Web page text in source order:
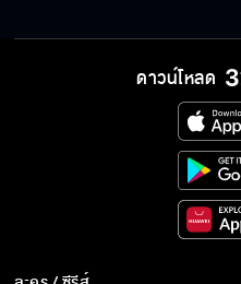
ไม้ มวยไ
ไม้ มวยไ
ดาวน์โหลด